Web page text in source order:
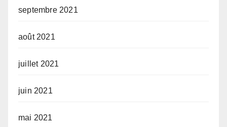
septembre 2021
août 2021
juillet 2021
juin 2021
mai 2021